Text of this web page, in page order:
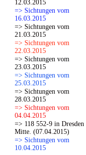
12.03.2015
=> Sichtungen vom
16.03.2015
=> Sichtungen vom
21.03.2015
=> Sichtungen vom
22.03.2015
=> Sichtungen vom
23.03.2015
=> Sichtungen vom
25.03.2015
=> Sichtungen vom
28.03.2015
=> Sichtungen vom
04.04.2015
=> 118 552-9 in Dresden
Mitte. (07.04.2015)
=> Sichtungen vom
10.04.2015